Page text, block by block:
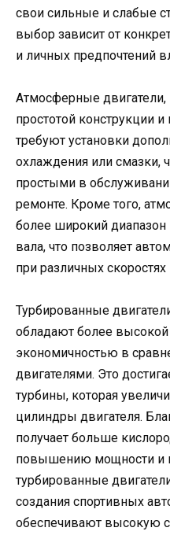
свои сильные и слабые
выбор зависит от
и личных предпочтений
Атмосферные
простотой конструкции
требуют установки
охлаждения или смазки,
простыми в
ремонте. Кроме того,
более широкий диапазон
вала, что позволяет
при различных скоростях
Турбированные
обладают более
экономичностью в
двигателями. Это
турбины, которая
цилиндры двигателя.
получает больше
повышению мощности и
турбированные
создания спортивных
обеспечивают высокую